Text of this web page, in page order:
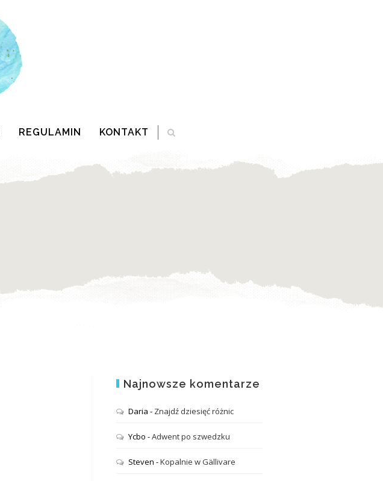
REGULAMIN KONTAKT
Najnowsze komentarze
Daria - Znajdź dziesięć różnic
Ycbo -Adwent po szwedzku
Steven -Kopalnie w Gällivare